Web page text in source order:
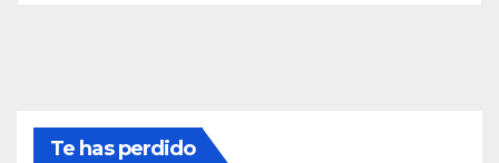
Te has perdido